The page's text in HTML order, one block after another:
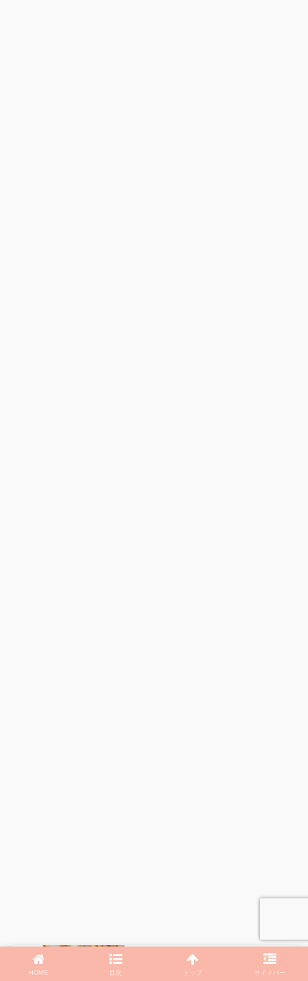
【きょうの料理】きのこと柿の白あえサ
HOME 目次 トップ サイドバー